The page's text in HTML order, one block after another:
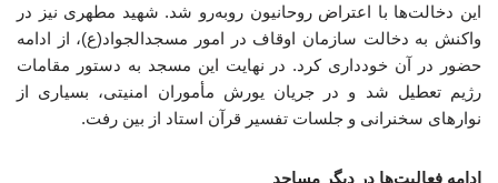
این دخالت‌ها با اعتراض روحانیون روبه‌رو شد. شهید مطهری نیز در
واکنش به دخالت سازمان اوقاف در امور مسجدالجواد(ع)، از ادامه
حضور در آن خودداری کرد. در نهایت این مسجد به دستور مقامات
رژیم تعطیل شد و در جریان یورش مأموران امنیتی، بسیاری از
نوارهای سخنرانی و جلسات تفسیر قرآن استاد از بین رفت.
ادامه فعالیت‌ها در دیگر مساجد